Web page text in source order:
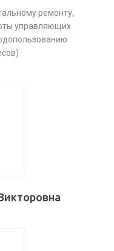
ремонту,
управляющих